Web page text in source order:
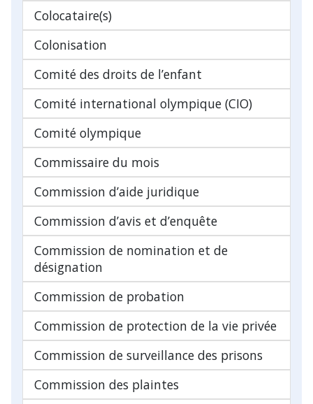
Colocataire(s)
Colonisation
Comité des droits de l’enfant
Comité international olympique (CIO)
Comité olympique
Commissaire du mois
Commission d’aide juridique
Commission d’avis et d’enquête
Commission de nomination et de
désignation
Commission de probation
Commission de protection de la vie privée
Commission de surveillance des prisons
Commission des plaintes